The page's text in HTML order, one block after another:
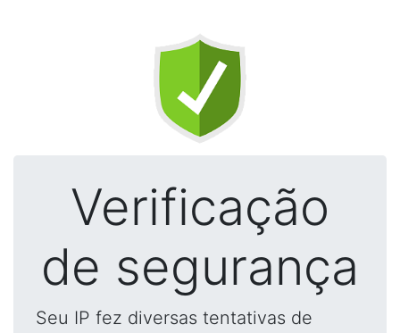
Verificação
de segurança
Seu IP fez diversas tentativas de